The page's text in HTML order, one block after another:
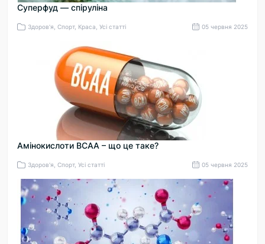
Суперфуд — спіруліна
Здоров'я, Спорт, Краса, Усі статті 05 червня 2025
Амінокислоти BCAA – що це таке?
Здоров'я, Спорт, Усі статті 05 червня 2025